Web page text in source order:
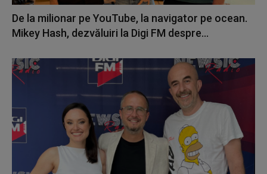
De la milionar pe YouTube, la navigator pe ocean.
Mikey Hash, dezvăluiri la Digi FM despre...